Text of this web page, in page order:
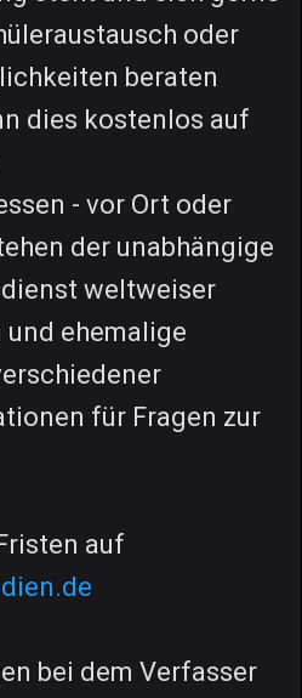
oder
beraten
dies kostenlos auf
- vor Ort oder
der unabhängige
weltweiser
ehemalige
für Fragen zur
auf
bei dem Verfasser